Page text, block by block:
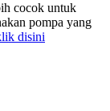
cocok untuk
pompa yang
disini